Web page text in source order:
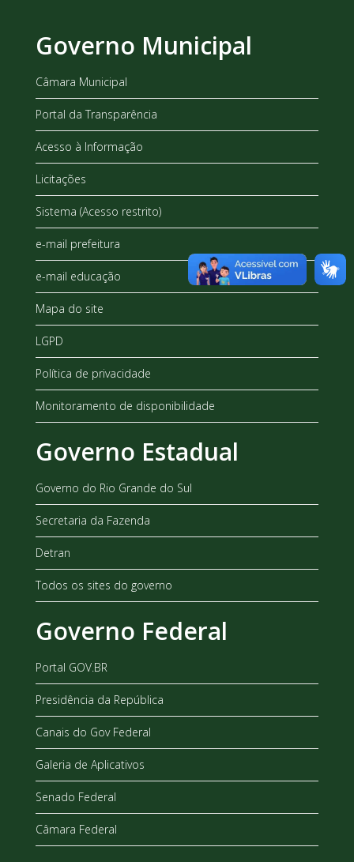
Governo Municipal
Câmara Municipal
Portal da Transparência
Acesso à Informação
Licitações
Sistema (Acesso restrito)
e-mail prefeitura
e-mail educação
Mapa do site
LGPD
Política de privacidade
Monitoramento de disponibilidade
Governo Estadual
Governo do Rio Grande do Sul
Secretaria da Fazenda
Detran
Todos os sites do governo
Governo Federal
Portal GOV.BR
Presidência da República
Canais do Gov Federal
Galeria de Aplicativos
Senado Federal
Câmara Federal